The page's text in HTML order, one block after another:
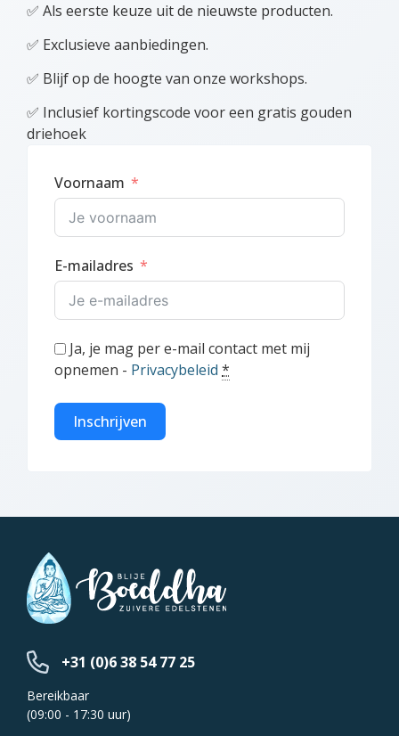
✅ Als eerste keuze uit de nieuwste producten.
✅ Exclusieve aanbiedingen.
✅ Blijf op de hoogte van onze workshops.
✅ Inclusief kortingscode voor een gratis gouden
driehoek
Voornaam
E-mailadres
Ja, je mag per e-mail contact met mij
opnemen - Privacybeleid *
Inschrijven
+31 (0)6 38 54 77 25
Bereikbaar
(09:00 - 17:30 uur)